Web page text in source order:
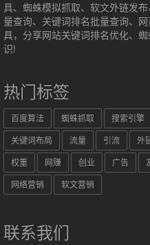
具、蜘蛛模拟抓取、软文外链发
量查询、关键词排名批量查询、
具，分享网站关键词排名优化、
识!
热门标签
百度算法 蜘蛛抓取 搜索引擎
关键词布局 流量 引流 外
权重 网赚 创业 广告
网络营销 软文营销
联系我们